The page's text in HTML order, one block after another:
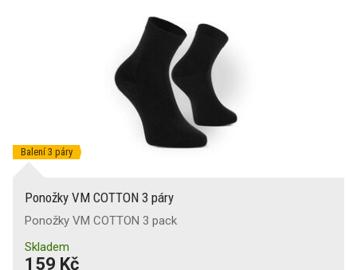
Balení 3 páry
Ponožky VM COTTON 3 páry
Ponožky VM COTTON 3 pack
Skladem
159 Kč